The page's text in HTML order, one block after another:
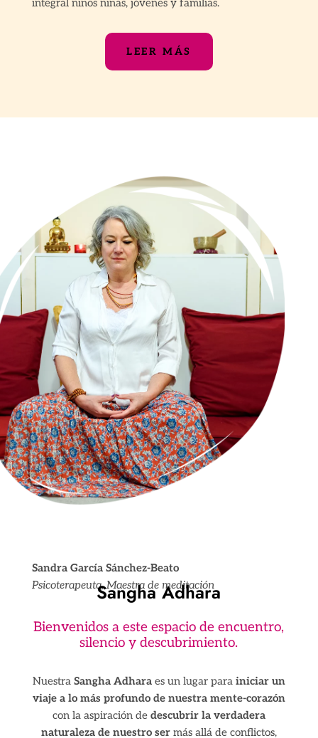
integral niños niñas, jóvenes y familias.
LEER MÁS
Sandra García Sánchez-Beato
Psicoterapeuta, Maestra de meditación
Sangha Adhara
Bienvenidos a este espacio de encuentro,
silencio y descubrimiento.
Nuestra Sangha Adharaes un lugar para iniciar un
viaje a lo más profundo de nuestra mente-corazón
con la aspiración de descubrir la verdadera
naturaleza de nuestro sermás allá de conflictos,